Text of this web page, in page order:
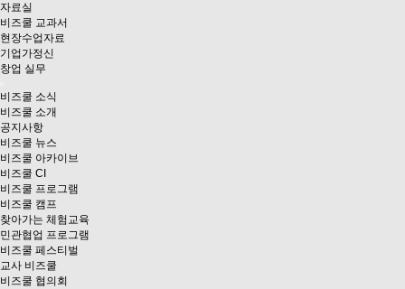
자료실
비즈쿨 교과서
현장수업자료
기업가정신
창업 실무
비즈쿨 소식
비즈쿨 소개
공지사항
비즈쿨 뉴스
비즈쿨 아카이브
비즈쿨 CI
비즈쿨 프로그램
비즈쿨 캠프
찾아가는 체험교육
민관협업 프로그램
비즈쿨 페스티벌
교사 비즈쿨
비즈쿨 협의회